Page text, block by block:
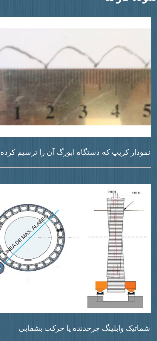
نمودار کریپ که دستگاه ابورگ آن را ترسیم کرده
شماتیک وابلینگ چرخدنده یا حرکت بشقابی